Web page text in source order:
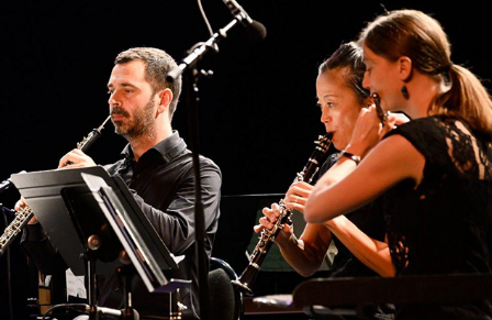
Candy Clouds (Zuckerschaummaschine)